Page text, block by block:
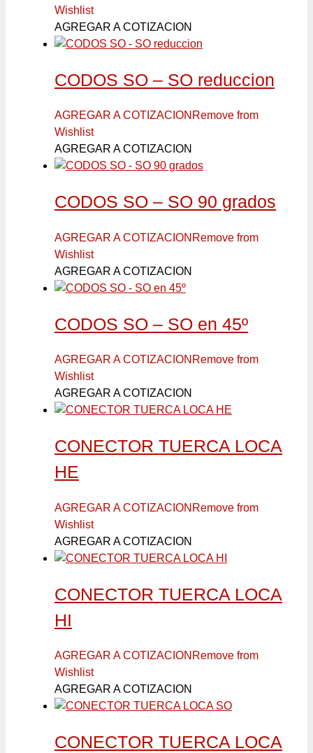
Wishlist
AGREGAR A COTIZACION
CODOS SO – SO reduccion
AGREGAR A COTIZACION Remove from
Wishlist
AGREGAR A COTIZACION
CODOS SO – SO 90 grados
AGREGAR A COTIZACION Remove from
Wishlist
AGREGAR A COTIZACION
CODOS SO – SO en 45º
AGREGAR A COTIZACION Remove from
Wishlist
AGREGAR A COTIZACION
CONECTOR TUERCA LOCA
HE
AGREGAR A COTIZACION Remove from
Wishlist
AGREGAR A COTIZACION
CONECTOR TUERCA LOCA
HI
AGREGAR A COTIZACION Remove from
Wishlist
AGREGAR A COTIZACION
CONECTOR TUERCA LOCA